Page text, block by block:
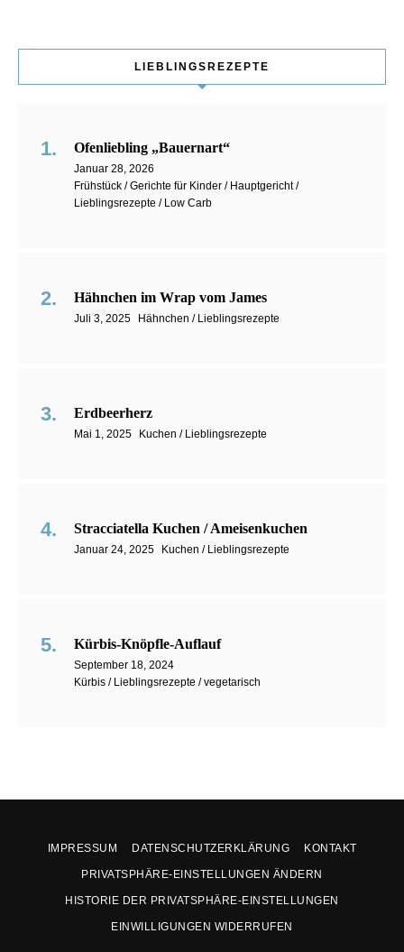
LIEBLINGSREZEPTE
Ofenliebling „Bauernart“
Januar 28, 2026
Frühstück / Gerichte für Kinder / Hauptgericht /
Lieblingsrezepte / Low Carb
Hähnchen im Wrap vom James
Juli 3, 2025 Hähnchen / Lieblingsrezepte
Erdbeerherz
Mai 1, 2025 Kuchen / Lieblingsrezepte
Stracciatella Kuchen / Ameisenkuchen
Januar 24, 2025 Kuchen / Lieblingsrezepte
Kürbis-Knöpfle-Auflauf
September 18, 2024
Kürbis / Lieblingsrezepte / vegetarisch
IMPRESSUM DATENSCHUTZERKLÄRUNG KONTAKT
PRIVATSPHÄRE-EINSTELLUNGEN ÄNDERN
HISTORIE DER PRIVATSPHÄRE-EINSTELLUNGEN
EINWILLIGUNGEN WIDERRUFEN